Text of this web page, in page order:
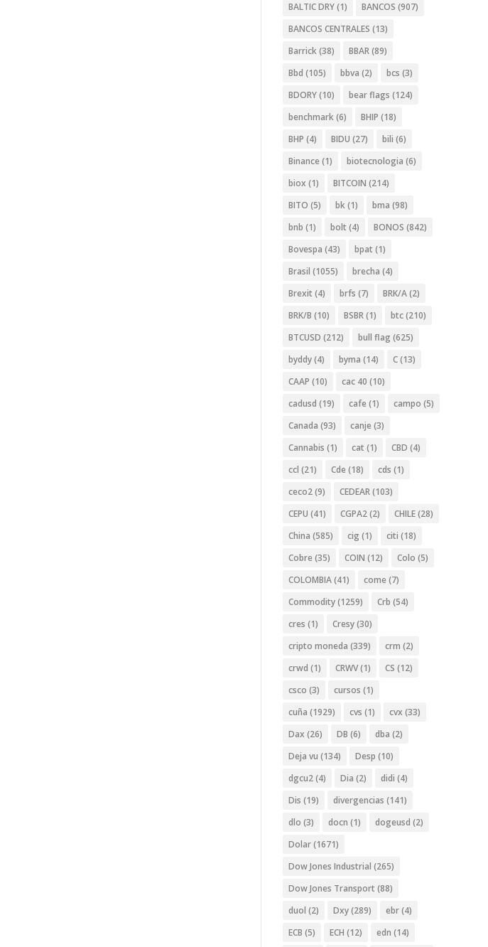
BALTIC DRY(1) BANCOS (907)
BANCOS CENTRALES (13)
Barrick(38) BBAR(89)
Bbd (105) bbva (2) bcs (3)
BDORY(10) bear flags (124)
benchmark(6) BHIP (18)
BHP (4) BIDU (27) bili (6)
Binance (1) biotecnologia (6)
biox (1) BITCOIN (214)
BITO (5) bk(1) bma (98)
bnb (1) bolt (4) BONOS (842)
Bovespa (43) bpat (1)
Brasil (1055) brecha (4)
Brexit (4) brfs (7) BRK/A(2)
BRK/B (10) BSBR(1) btc(210)
BTCUSD (212) bull flag (625)
byddy(4) byma (14) C(13)
CAAP (10) cac 40 (10)
cadusd (19) cafe (1) campo (5)
Canada (93) canje (3)
Cannabis (1) cat (1) CBD (4)
ccl (21) Cde (18) cds (1)
ceco2(9) CEDEAR(103)
CEPU (41) CGPA2(2) CHILE(28)
China (585) cig (1) citi (18)
Cobre (35) COIN (12) Colo (5)
COLOMBIA(41) come (7)
Commodity(1259) Crb (54)
cres (1) Cresy(30)
cripto moneda (339) crm (2)
crwd (1) CRWV(1) CS (12)
csco (3) cursos (1)
cuña (1929) cvs (1) cvx (33)
Dax (26) DB (6) dba (2)
Deja vu (134) Desp (10)
dgcu2(4) Dia (2) didi (4)
Dis (19) divergencias (141)
dlo (3) docn (1) dogeusd (2)
Dolar(1671)
Dow Jones Industrial (265)
Dow Jones Transport (88)
duol (2) Dxy(289) ebr(4)
ECB (5) ECH (12) edn (14)